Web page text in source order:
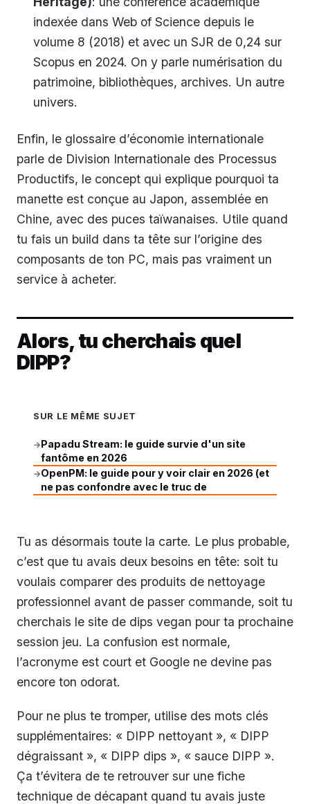
indexée dans Web of Science depuis le
volume 8 (2018) et avec un SJR de 0,24 sur
Scopus en 2024. On y parle numérisation du
patrimoine, bibliothèques, archives. Un autre
univers.
Enfin, le glossaire d’économie internationale
parle de Division Internationale des Processus
Productifs, le concept qui explique pourquoi ta
manette est conçue au Japon, assemblée en
Chine, avec des puces taïwanaises. Utile quand
tu fais un build dans ta tête sur l’origine des
composants de ton PC, mais pas vraiment un
service à acheter.
Alors, tu cherchais quel
DIPP?
SUR LE MÊME SUJET
→Papadu Stream: le guide survie d'un site
fantôme en 2026
→OpenPM: le guide pour y voir clair en 2026 (et
ne pas confondre avec le truc de
Tu as désormais toute la carte. Le plus probable,
c’est que tu avais deux besoins en tête: soit tu
voulais comparer des produits de nettoyage
professionnel avant de passer commande, soit tu
cherchais le site de dips vegan pour ta prochaine
session jeu. La confusion est normale,
l’acronyme est court et Google ne devine pas
encore ton odorat.
Pour ne plus te tromper, utilise des mots clés
supplémentaires: « DIPP nettoyant », « DIPP
dégraissant », « DIPP dips », « sauce DIPP ».
Ça t’évitera de te retrouver sur une fiche
technique de décapant quand tu avais juste